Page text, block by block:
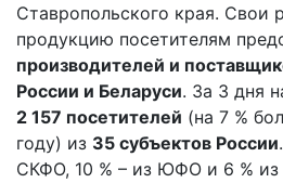
Ставропольского края. Свои
продукцию посетителям
производителей и
России и Беларуси. За 3 дня
2 157 посетителей (на 7 %
году) из 35 субъектов России
СКФО, 10 % – из ЮФО и 6 % из